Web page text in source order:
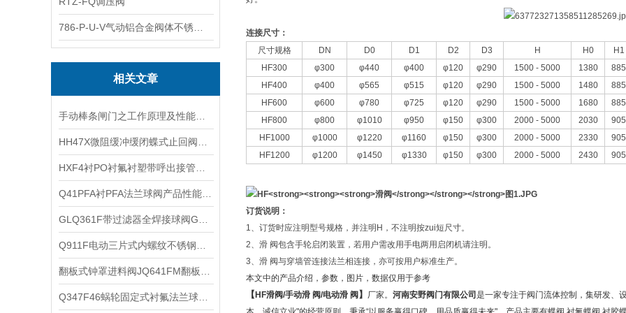
相关文章
连接尺寸：
尺寸规格
DN D0 D1 D2 D3 H H0
H1
HF300
φ300 φ440 φ400 φ120 φ290 1500 - 5000 1380
885
HF400
φ400 φ565 φ515 φ120 φ290 1500 - 5000 1480
885
HF600
φ600 φ780 φ725 φ120 φ290 1500 - 5000 1680
885
HF800
φ800 φ1010 φ950 φ150 φ300 2000 - 5000 2030
905
HF1000
φ1000 φ1220 φ1160 φ150 φ300 2000 - 5000 2330
905
HF1200
φ1200 φ1450 φ1330 φ150 φ300 2000 - 5000 2430 905
订货说明：
1、订货时应注明型号规格，并注明H，不注明按zui短尺寸。
2、滑 阀包含手轮启闭装置，若用户需改用手电两用启闭机请注明。
3、滑 阀与穿墙管连接法兰相连接，亦可按用户标准生产。
本文中的产品介绍，参数，图片，数据仅用于参考
【 HF滑阀/手动滑 阀/电动滑 阀 】 厂家。 河南安野阀门有限公司 是一家专注于阀门流体控制，集研发、